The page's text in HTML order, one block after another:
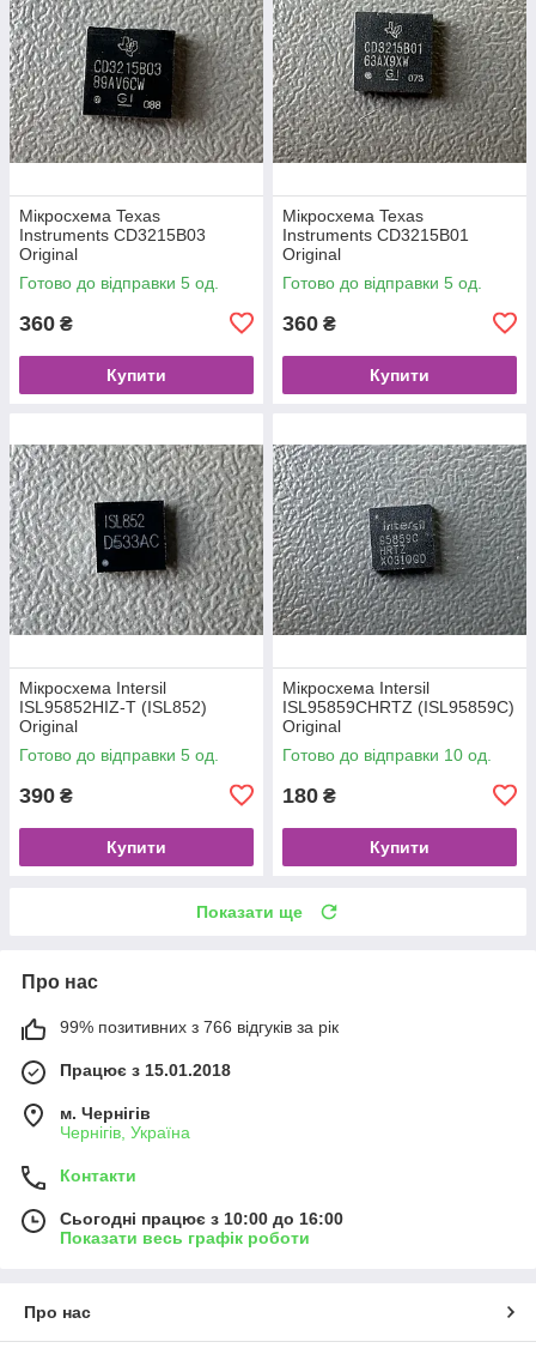
Мікросхема Texas
Instruments CD3215B03
Original
Готово до відправки 5 од.
360 ₴
Купити
Мікросхема Texas
Instruments CD3215B01
Original
Готово до відправки 5 од.
360 ₴
Купити
Мікросхема Intersil
ISL95852HIZ-T (ISL852)
Original
Готово до відправки 5 од.
390 ₴
Купити
Мікросхема Intersil
ISL95859CHRTZ (ISL95859C)
Original
Готово до відправки 10 од.
180 ₴
Купити
Показати ще
Про нас
99% позитивних з 766 відгуків за рік
Працює з 15.01.2018
м. Чернігів
Чернігів, Україна
Контакти
Сьогодні працює з 10:00 до 16:00
Показати весь графік роботи
Про нас